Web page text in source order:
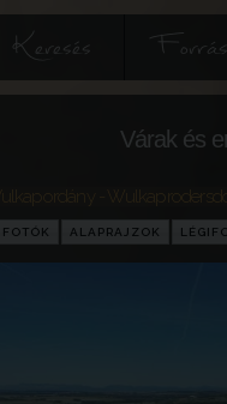
Keresés
Várak és
Vulkapordány -
FOTÓK ALAPRAJZOK